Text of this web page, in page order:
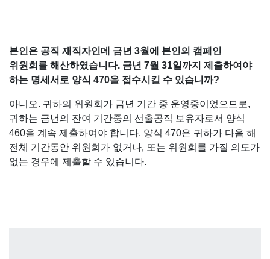
본인은 공직 재직자인데 금년 3월에 본인의 캠페인
위원회를 해산하였습니다. 금년 7월 31일까지 제출하여야
하는 명세서로 양식 470을 접수시킬 수 있습니까?
아니오. 귀하의 위원회가 금년 기간 중 운영중이었으므로,
귀하는 금년의 잔여 기간중의 선출공직 보유자로서 양식
460을 계속 제출하여야 합니다. 양식 470은 귀하가 다음 해
전체 기간동안 위원회가 없거나, 또는 위원회를 가질 의도가
없는 경우에 제출할 수 있습니다.